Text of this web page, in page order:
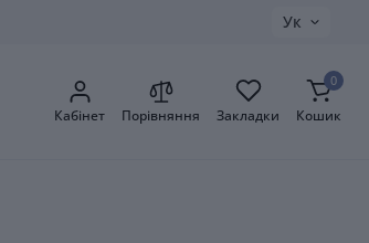
Ук
Кабінет Порівняння Закладки
0
Кошик